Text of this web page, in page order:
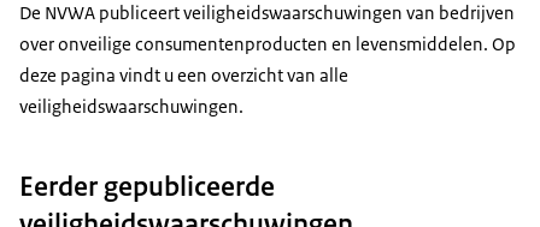
De NVWA publiceert veiligheidswaarschuwingen van bedrijven
over onveilige consumentenproducten en levensmiddelen. Op
deze pagina vindt u een overzicht van alle
veiligheidswaarschuwingen.
Eerder gepubliceerde